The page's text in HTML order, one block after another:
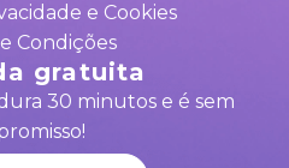
e Cookies
Condições
gratuita
30 minutos e é sem